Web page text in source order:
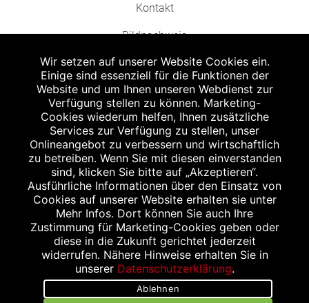
Kontakt
Bildnachweis
Abgabe in haushaltsüblichen Mengen, solange der Vorrat reicht. Für Druck-
und Satzfehler keine Haftung.
Zu Risiken und Nebenwirkungen lesen Sie die Packungsbeilage und fragen
Sie Ihren Arzt oder Apotheker.
Angabe nach der deutschen Arzneimitteltaxe Apothekenerstattungspreis
(AEP). Der AEP ist keine unverbindliche Preisempfehlung der Hersteller. Der
AEP ist ein von den Apotheken in Ansatz gebrachter Preis für rezeptfreie
Arzneimittel. Er entspricht in der Höhe dem für Apotheken verbindlichen
Abgabepreis, zu dem eine Apotheke in bestimmten Fällen (z.B. bei Kindern
unter 12 Jahren) das Produkt mit der gesetzlichen Krankenversicherung
abrechnet. Der AEP ist der allgemeine Erstattungspreis im Falle einer
Kostenübernahme durch die gesetzlichen Krankenkassen, vor Abzug eines
Zwangsrabattes (zur Zeit 5%) nach §130 Abs. 1 SGB V.
Unverbindliche Preisempfehlung des Herstellers (UVP).
powered by apovena.de
Wir setzen auf unserer Website Cookies ein.
Einige sind essenziell für die Funktionen der
Website und um Ihnen unseren Webdienst zur
Verfügung stellen zu können. Marketing-
Cookies wiederum helfen, Ihnen zusätzliche
Services zur Verfügung zu stellen, unser
Onlineangebot zu verbessern und wirtschaftlich
zu betreiben. Wenn Sie mit diesen einverstanden
sind, klicken Sie bitte auf „Akzeptieren“.
Ausführliche Informationen über den Einsatz von
Cookies auf unserer Website erhalten sie unter
Mehr Infos. Dort können Sie auch Ihre
Zustimmung für Marketing-Cookies geben oder
diese in die Zukunft gerichtet jederzeit
widerrufen. Nähere Hinweise erhalten Sie in
unserer Datenschutzerklärung.
Ablehnen